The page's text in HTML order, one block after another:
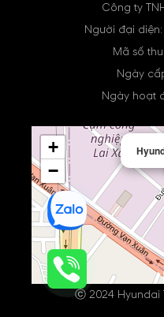
Công ty
Người đại diện:
Mã số
Ngày
Ngày hoạt
+
−
ⓒ 2024 Hyundai